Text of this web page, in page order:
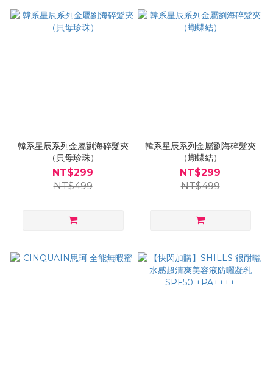
韓系星辰系列金屬劉海碎髮夾
（貝母珍珠）
NT$299
NT$499
韓系星辰系列金屬劉海碎髮夾
（蝴蝶結）
NT$299
NT$499